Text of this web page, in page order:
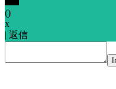
()
x
| 返信